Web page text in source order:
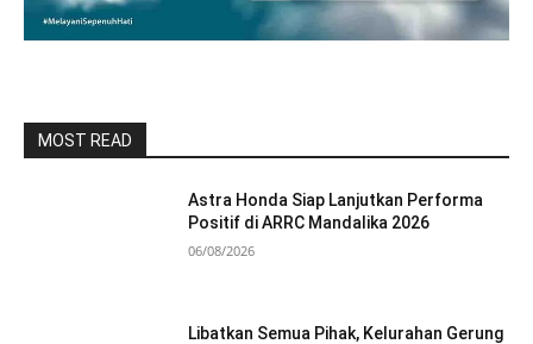
MOST READ
Astra Honda Siap Lanjutkan Performa
Positif di ARRC Mandalika 2026
06/08/2026
Libatkan Semua Pihak, Kelurahan Gerung